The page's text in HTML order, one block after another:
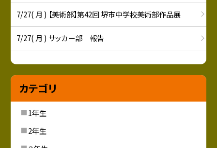
7/27( 月 ) 【美術部】第42回 堺市中学校美術部作品展
7/27( 月 ) サッカー部 報告
カテゴリ
1年生
2年生